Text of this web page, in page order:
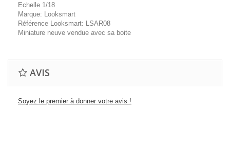
Echelle 1/18
Marque: Looksmart
Référence Looksmart: LSAR08
Miniature neuve vendue avec sa boite
AVIS
Soyez le premier à donner votre avis !